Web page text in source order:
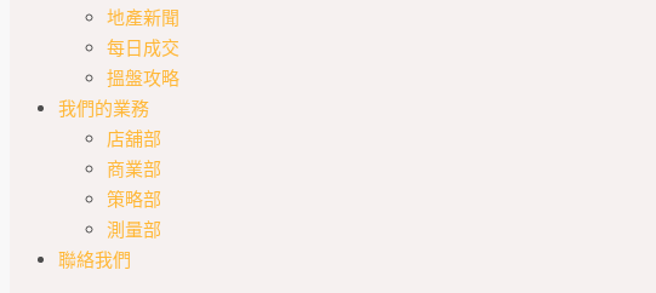
地產新聞
每日成交
搵盤攻略
我們的業務
店舖部
商業部
策略部
測量部
聯絡我們